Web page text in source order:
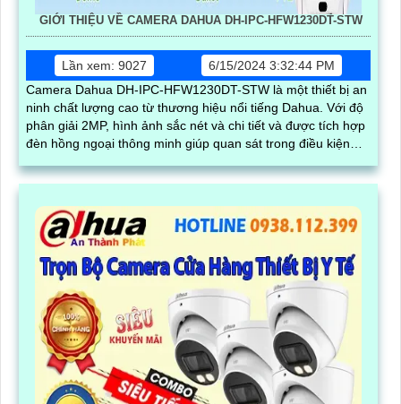
GIỚI THIỆU VỀ CAMERA DAHUA DH-IPC-HFW1230DT-STW
Lần xem: 9027
6/15/2024 3:32:44 PM
Camera Dahua DH-IPC-HFW1230DT-STW là một thiết bị an
ninh chất lượng cao từ thương hiệu nổi tiếng Dahua. Với độ
phân giải 2MP, hình ảnh sắc nét và chi tiết và được tích hợp
đèn hồng ngoại thông minh giúp quan sát trong điều kiện